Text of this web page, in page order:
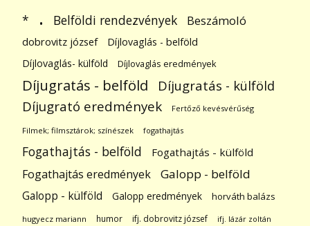
* . Belföldi rendezvények Beszámoló
dobrovitz józsef
Díjlovaglás - belföld
Díjlovaglás- külföld
Díjlovaglás eredmények
Díjugratás - belföld Díjugratás - külföld
Díjugrató eredmények Fertőző kevésvérűség
Filmek; filmsztárok; színészek fogathajtás
Fogathajtás - belföld Fogathajtás - külföld
Fogathajtás eredmények Galopp - belföld
Galopp - külföld Galopp eredmények horváth balázs
hugyecz mariann humor ifj. dobrovitz józsef ifj. lázár zoltán